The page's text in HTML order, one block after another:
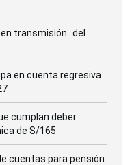
transmisión del
en cuenta regresiva
cumplan deber
de S/165
cuentas para pensión